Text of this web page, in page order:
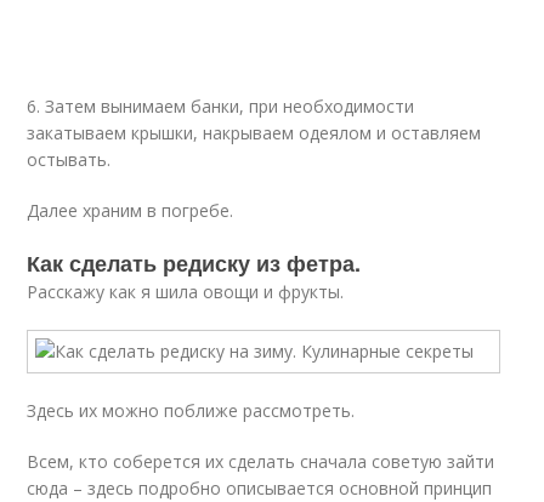
6. Затем вынимаем банки, при необходимости
закатываем крышки, накрываем одеялом и оставляем
остывать.
Далее храним в погребе.
Как сделать редиску из фетра.
Расскажу как я шила овощи и фрукты.
Здесь их можно поближе рассмотреть.
Всем, кто соберется их сделать сначала советую зайти
сюда – здесь подробно описывается основной принцип